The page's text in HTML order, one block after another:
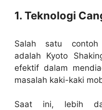
1. Teknologi
Salah satu contoh
adalah Kyoto
efektif dalam
masalah kaki-kaki
Saat ini, lebih